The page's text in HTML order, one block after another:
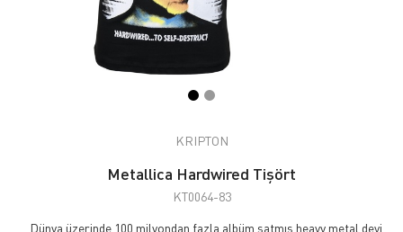
KRIPTON
Metallica Hardwired Tişört
KT0064-83
Dünya üzerinde 100 milyondan fazla albüm satmış heavy metal devi